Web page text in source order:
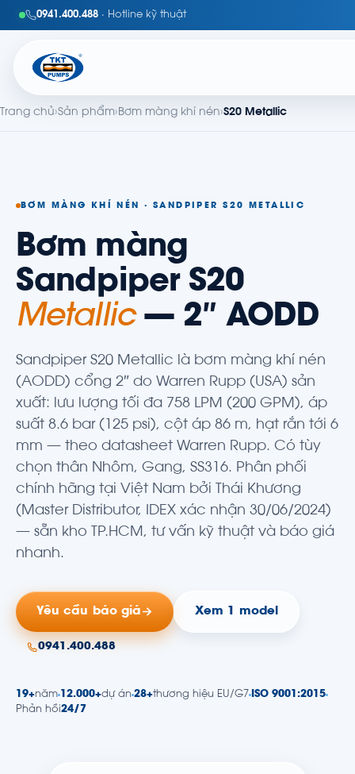
0941.400.488 · Hotline kỹ thuật
Trang chủ›Sản phẩm›Bơm màng khí nén›S20 Metallic
BƠM MÀNG KHÍ NÉN · SANDPIPER S20 METALLIC
Bơm màng
Sandpiper S20
Metallic— 2″ AODD
Sandpiper S20 Metallic là bơm màng khí nén
(AODD) cổng 2″ do Warren Rupp (USA) sản
xuất: lưu lượng tối đa 758 LPM (200 GPM), áp
suất 8.6 bar (125 psi), cột áp 86 m, hạt rắn tới 6
mm — theo datasheet Warren Rupp. Có tùy
chọn thân Nhôm, Gang, SS316. Phân phối
chính hãng tại Việt Nam bởi Thái Khương
(Master Distributor, IDEX xác nhận 30/06/2024)
— sẵn kho TP.HCM, tư vấn kỹ thuật và báo giá
nhanh.
Yêu cầu báo giá Xem 1 model
0941.400.488
19+năm 12.000+dự án 28+thương hiệu EU/G7
ISO 9001:2015
Phản hồi24/7